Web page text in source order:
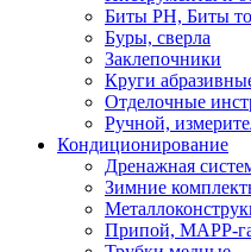
Биты PH, Биты
Буры, сверла
Заклепочники
Круги
Отделочные
Ручной,
Кондиционирование
Дренажная
Зимние
Припой, МАРР-